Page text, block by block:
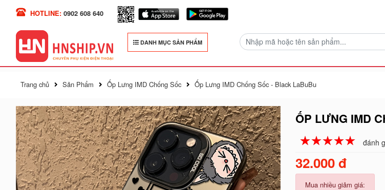
HOTLINE: 0902 608 640
DANH MỤC SẢN PHẨM
Trang chủ Sản Phẩm Ốp Lưng IMD Chống Sốc Ốp Lưng IMD Chống Sốc - Black LaBuBu
ỐP LƯNG IMD
☆☆☆☆☆
★★★★★ đánh
32.000 đ
Mua nhiều giảm giá: